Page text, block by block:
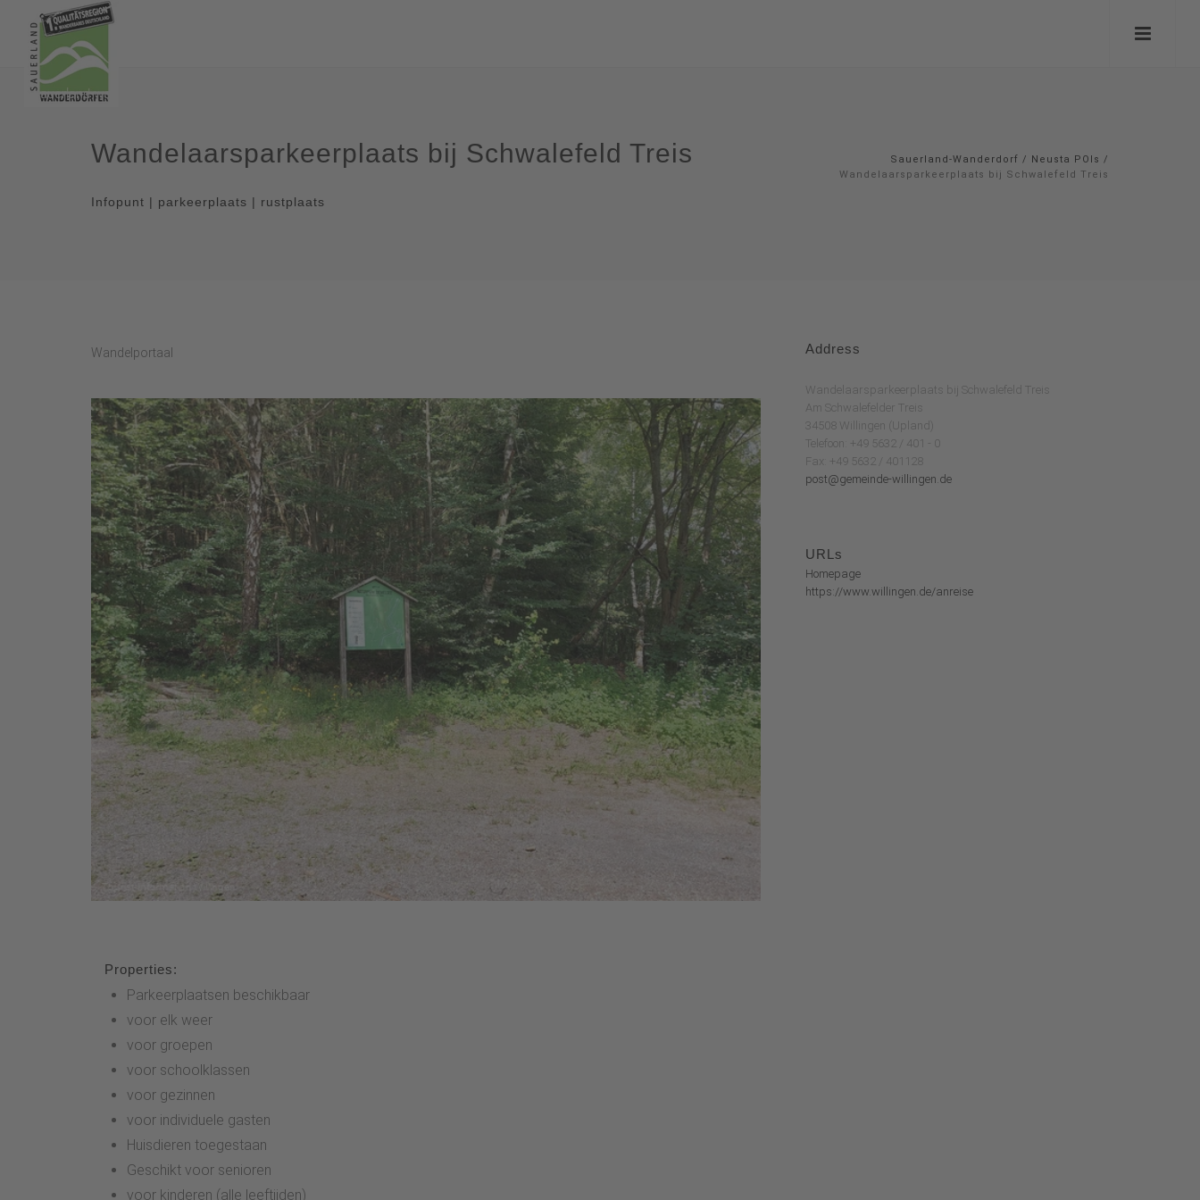
Wandelaarsparkeerplaats bij Schwalefeld Treis
Infopunt | parkeerplaats | rustplaats
Sauerland-Wanderdorf / Neusta POIs /
Wandelaarsparkeerplaats bij Schwalefeld Treis
Wandelportaal Address
Wandelaarsparkeerplaats bij Schwalefeld Treis
Am Schwalefelder Treis
34508 Willingen (Upland)
Telefoon: +49 5632 / 401 - 0
Fax: +49 5632 / 401128
post@gemeinde-willingen.de
URLs
Homepage
https://www.willingen.de/anreise
Properties:
Parkeerplaatsen beschikbaar
voor elk weer
voor groepen
voor schoolklassen
voor gezinnen
voor individuele gasten
Huisdieren toegestaan
Geschikt voor senioren
voor kinderen (alle leeftijden)